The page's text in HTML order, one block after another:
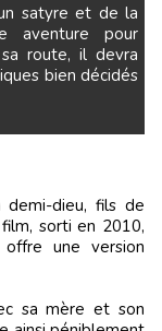
satyre et de la
aventure pour
route, il devra
bien décidés
sorti en 2010,
une version
sa mère et son